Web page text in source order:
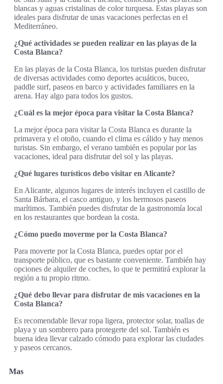
blancas y aguas cristalinas de color turquesa. Estas playas son
ideales para disfrutar de unas vacaciones perfectas en el
Mediterráneo.
¿Qué actividades se pueden realizar en las playas de la
Costa Blanca?
En las playas de la Costa Blanca, los turistas pueden disfrutar
de diversas actividades como deportes acuáticos, buceo,
paddle surf, paseos en barco y actividades familiares en la
arena. Hay algo para todos los gustos.
¿Cuál es la mejor época para visitar la Costa Blanca?
La mejor época para visitar la Costa Blanca es durante la
primavera y el otoño, cuando el clima es cálido y hay menos
turistas. Sin embargo, el verano también es popular por las
vacaciones, ideal para disfrutar del sol y las playas.
¿Qué lugares turísticos debo visitar en Alicante?
En Alicante, algunos lugares de interés incluyen el castillo de
Santa Bárbara, el casco antiguo, y los hermosos paseos
marítimos. También puedes disfrutar de la gastronomía local
en los restaurantes que bordean la costa.
¿Cómo puedo moverme por la Costa Blanca?
Para moverte por la Costa Blanca, puedes optar por el
transporte público, que es bastante conveniente. También hay
opciones de alquiler de coches, lo que te permitirá explorar la
región a tu propio ritmo.
¿Qué debo llevar para disfrutar de mis vacaciones en la
Costa Blanca?
Es recomendable llevar ropa ligera, protector solar, toallas de
playa y un sombrero para protegerte del sol. También es
buena idea llevar calzado cómodo para explorar las ciudades
y paseos cercanos.
Mas